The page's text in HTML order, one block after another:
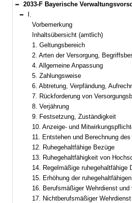
Bereich reduzieren
2033-F Bayerische Verwaltungsvorschriften zum Versorgungsrecht (BayVV-Versorgung) Bekanntmachung des Bayerischen
Bereich reduzieren
I.
Vorbemerkung
Inhaltsübersicht (amtlich)
1. Geltungsbereich
2. Arten der Versorgung,
4. Allgemeine Anpassung
5. Zahlungsweise
6. Abtretung, Verpfändung,
7. Rückforderung von
8. Verjährung
9. Festsetzung, Zuständigkeit
10. Anzeige- und
11. Entstehen und Berechnung
12. Ruhegehaltfähige Bezüge
13. Ruhegehaltfähigkeit von
14. Regelmäßige ruhegehaltfähige
15. Erhöhung der
16. Berufsmäßiger Wehrdienst
17. Nichtberufsmäßiger